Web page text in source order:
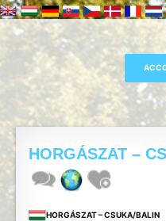
HORGÁSZAT –
HORGÁSZAT – CSUKA/BALIN